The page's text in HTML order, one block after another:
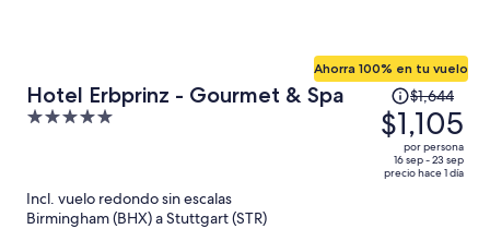
Hotel Erbprinz - Gourmet & Spa
5
Ahorra 100% en tu vuelo
El
precio
era
de
$1,644
$1,644
$1,105
por persona
16 sep - 23 sep
precio hace 1 día
Incl. vuelo redondo sin escalas
Birmingham (BHX) a Stuttgart (STR)